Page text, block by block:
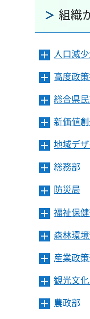
組織
メ
ュ
ー
を
開
き
ま
す
人口減
メ
ュ
ー
を
開
き
ま
す
高度政
メ
ュ
ー
を
開
き
ま
す
総合県
メ
ュ
ー
を
開
き
ま
す
新価値
メ
ュ
ー
を
開
き
ま
す
地域デ
メ
ュ
ー
を
開
き
ま
す
総務部
メ
ュ
ー
を
開
き
ま
す
防災局
メ
ュ
ー
を
開
き
ま
す
福祉保
メ
ュ
ー
を
開
き
森林環
メ
ュ
ー
を
産業政
メ
ュ
観光文
メ 農政部